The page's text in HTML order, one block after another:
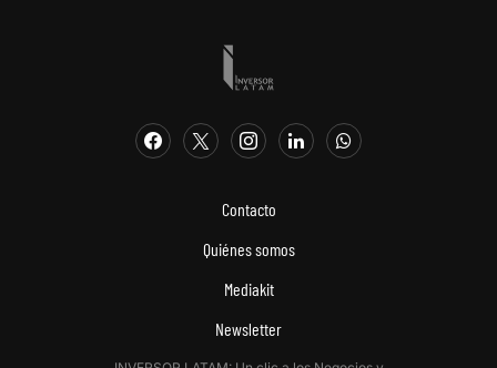
Contacto
Quiénes somos
Mediakit
Newsletter